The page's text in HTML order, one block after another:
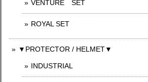
VENTURE SET
ROYAL SET
▼PROTECTOR / HELMET▼
INDUSTRIAL